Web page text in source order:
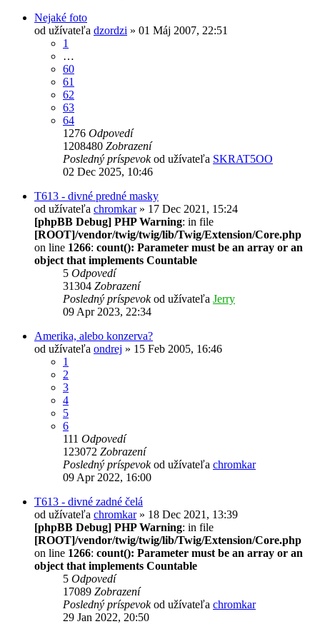
Nejaké foto
od užívateľa dzordzi » 01 Máj 2007, 22:51
1
…
60
61
62
63
64
1276 Odpovedí
1208480 Zobrazení
Posledný príspevokod užívateľa SKRAT5OO
02 Dec 2025, 10:46
T613 - divné predné masky
od užívateľa chromkar» 17 Dec 2021, 15:24
[phpBB Debug] PHP Warning: in file
[ROOT]/vendor/twig/twig/lib/Twig/Extension/Core.php
on line 1266: count(): Parameter must be an array or an
object that implements Countable
5 Odpovedí
31304 Zobrazení
Posledný príspevokod užívateľa Jerry
09 Apr 2023, 22:34
Amerika, alebo konzerva?
od užívateľa ondrej » 15 Feb 2005, 16:46
1
2
3
4
5
6
111 Odpovedí
123072 Zobrazení
Posledný príspevokod užívateľa chromkar
09 Apr 2022, 16:00
T613 - divné zadné čelá
od užívateľa chromkar» 18 Dec 2021, 13:39
[phpBB Debug] PHP Warning: in file
[ROOT]/vendor/twig/twig/lib/Twig/Extension/Core.php
on line 1266: count(): Parameter must be an array or an
object that implements Countable
5 Odpovedí
17089 Zobrazení
Posledný príspevokod užívateľa chromkar
29 Jan 2022, 20:50